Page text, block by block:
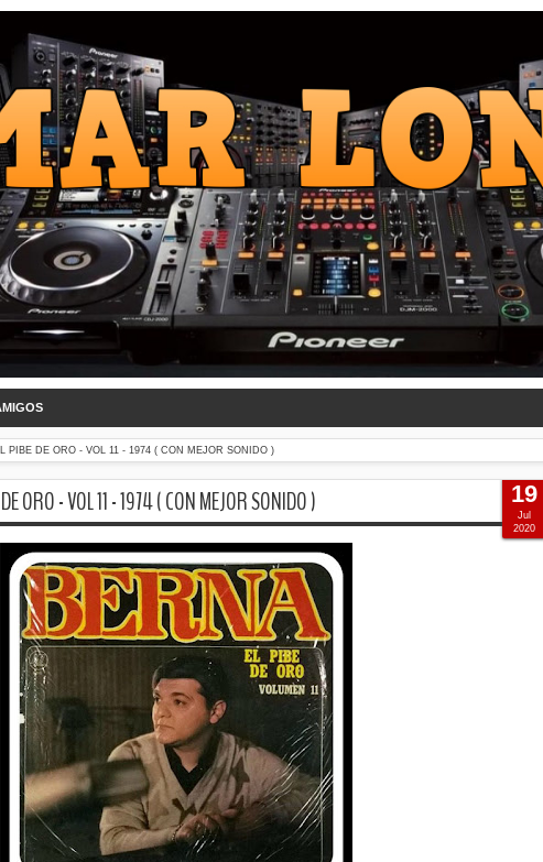
PIBE DE ORO - VOL 11 - 1974 ( CON MEJOR SONIDO )
ORO - VOL 11 - 1974 ( CON MEJOR SONIDO ) 19
Jul
2020